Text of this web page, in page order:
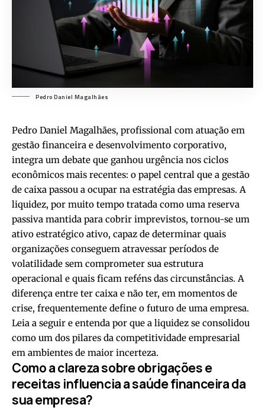
Pedro Daniel Magalhães
Pedro Daniel Magalhães, profissional com atuação em
gestão financeira e desenvolvimento corporativo,
integra um debate que ganhou urgência nos ciclos
econômicos mais recentes: o papel central que a gestão
de caixa passou a ocupar na estratégia das empresas. A
liquidez, por muito tempo tratada como uma reserva
passiva mantida para cobrir imprevistos, tornou-se um
ativo estratégico ativo, capaz de determinar quais
organizações conseguem atravessar períodos de
volatilidade sem comprometer sua estrutura
operacional e quais ficam reféns das circunstâncias. A
diferença entre ter caixa e não ter, em momentos de
crise, frequentemente define o futuro de uma empresa.
Leia a seguir e entenda por que a liquidez se consolidou
como um dos pilares da competitividade empresarial
em ambientes de maior incerteza.
Como a clareza sobre obrigações e
receitas influencia a saúde financeira da
sua empresa?